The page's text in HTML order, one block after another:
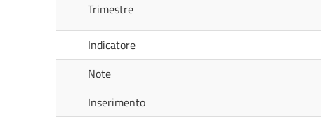
Trimestre
Indicatore
Note
Inserimento